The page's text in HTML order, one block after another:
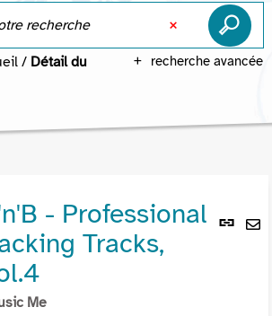
recherche avancée
/ Détail du
Lien
- Professional
Tracks,
Me